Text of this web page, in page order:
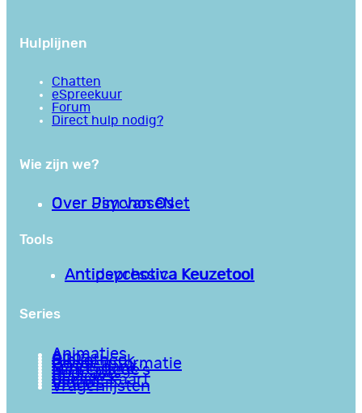
Hulplijnen
Chatten
eSpreekuur
Forum
Direct hulp nodig?
Wie zijn we?
Over PsychoseNet
Over Jim van Os
Tools
Antipsychotica Keuzetool
Antidepressiva Keuzetool
Series
Animaties
Apps
Bibliotheek
Goede informatie
Kennisbank
Mini college’s
Podcasts
Reviews
Sociale Kaart
Video’s
Vragenlijsten